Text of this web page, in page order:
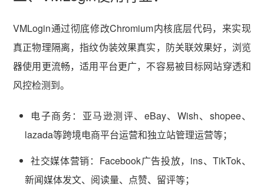
VMLogin通过彻底修改Chromium内核底层代码，来实现
真正物理隔离，指纹伪装效果真实，防关联效果好，浏览
器使用更流畅，适用平台更广，不容易被目标网站穿透和
风控检测到。
电子商务：亚马逊测评、eBay、Wish、shopee、
lazada等跨境电商平台运营和独立站管理运营等；
社交媒体营销：Facebook广告投放，ins、TikTok、
新闻媒体发文、阅读量、点赞、留评等；